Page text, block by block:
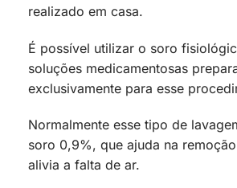
realizado em casa.
É possível utilizar o soro
soluções medicamentosas
exclusivamente para esse
Normalmente esse tipo de
soro 0,9%, que ajuda na
alivia a falta de ar.